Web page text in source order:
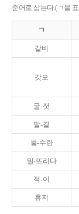
준어로 삼는다.(ㄱ을
ㄱ
갈비
갓모
굴-젓
말-곁
물-수란
밀-뜨리다
적-이
휴지